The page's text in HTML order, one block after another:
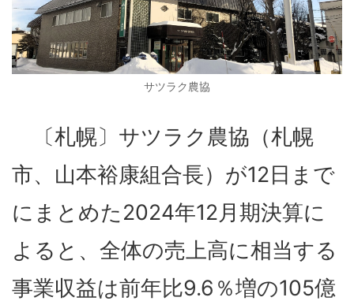
サツラク農協
〔札幌〕サツラク農協（札幌
市、山本裕康組合長）が12日まで
にまとめた2024年12月期決算に
よると、全体の売上高に相当する
事業収益は前年比9.6％増の105億